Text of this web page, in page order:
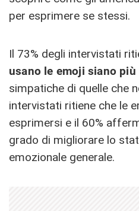
per esprimere se stessi.
Il 73% degli intervistati
usano le emoji siano
simpatiche di quelle che
intervistati ritiene che le
esprimersi e il 60%
grado di migliorare lo
emozionale generale.